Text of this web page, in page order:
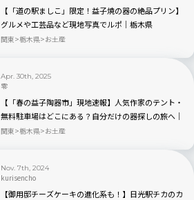
【「道の駅ましこ」限定！益子焼の器の絶品プリン】
グルメや工芸品など現地写真でルポ｜栃木県
関東 栃木県 お土産
Apr. 30th, 2025
零
【「春の益子陶器市」現地速報】人気作家のテント・
無料駐車場はどこにある？自分だけの器探しの旅へ｜
栃木県
関東 栃木県 お土産
Nov. 7th, 2024
kurisencho
【御用邸チーズケーキの進化系も！】日光駅チカのカ